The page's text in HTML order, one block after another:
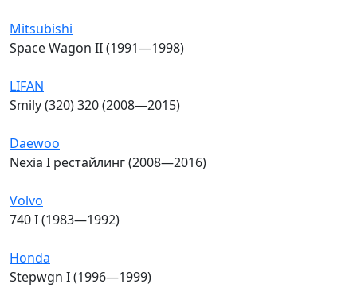
Mitsubishi
Space Wagon II (1991—1998)
LIFAN
Smily (320) 320 (2008—2015)
Daewoo
Nexia I рестайлинг (2008—2016)
Volvo
740 I (1983—1992)
Honda
Stepwgn I (1996—1999)